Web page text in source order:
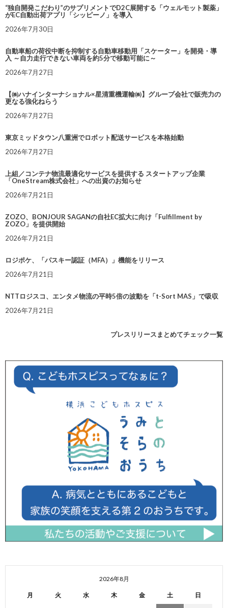
“独自開発こだわり”のサプリメントでD2C展開する「ウェルモット製薬」
がEC自動出荷アプリ「シッピーノ」を導入
2026年7月30日
自動車船の荷役中断を抑制する自動車移動用「スケーター」を開発・導
入 ～自力走行できない車両を約5分で移動可能に～
2026年7月27日
【㈱ハナインターナショナル×星清重機運輸㈱】グループ会社で販売力の
更なる強化ねらう
2026年7月27日
東京ミッドタウン八重洲でロボット配送サービスを本格始動
2026年7月27日
上組／コンテナ物流最適化サービスを提供する スタートアップ企業
「OneStream株式会社」への出資のお知らせ
2026年7月21日
ZOZO、BONJOUR SAGANの自社EC拡大に向け「Fulfillment by
ZOZO」を提供開始
2026年7月21日
ロジポケ、「パスキー認証（MFA）」機能をリリース
2026年7月21日
NTTロジスコ、エンタメ物流の平時5倍の波動を「t-Sort MAS」で吸収
2026年7月21日
プレスリリースまとめてチェック一覧
2026年8月
月 火 水 木 金 土 日